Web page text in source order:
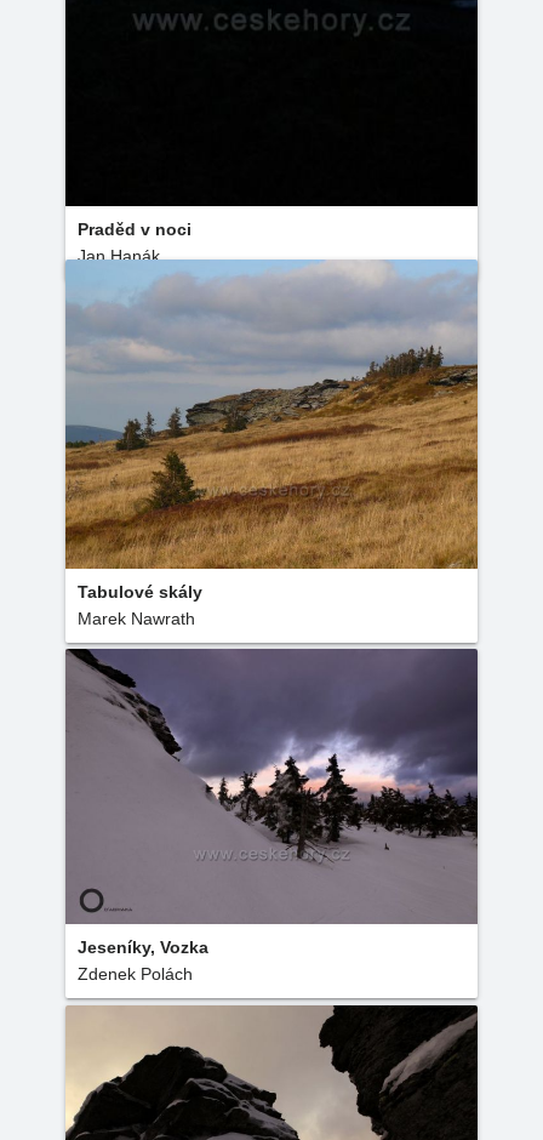
Praděd v noci
Jan Hanák
Tabulové skály
Marek Nawrath
Jeseníky, Vozka
Zdenek Polách